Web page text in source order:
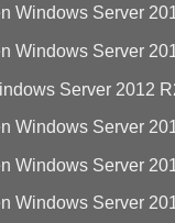
Windows Server
Windows Server
Server 2012
Windows Server
Windows Server
Windows Server